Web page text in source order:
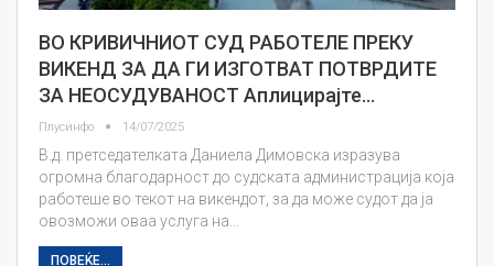
ВО КРИВИЧНИОТ СУД РАБОТЕЛЕ ПРЕКУ
ВИКЕНД ЗА ДА ГИ ИЗГОТВАТ ПОТВРДИТЕ
ЗА НЕОСУДУВАНОСТ Аплицирајте…
Плусинфо 14/07/2025
В.д. претседателката Даниела Димовска изразува
огромна благодарност до судската администрација која
работеше во текот на викендот, за да може судот да ја
овозможи оваа услуга на…
ПОВЕЌЕ...